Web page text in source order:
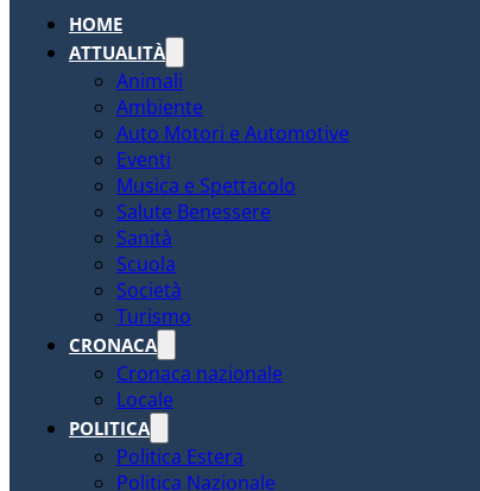
HOME
ATTUALITÀ
Animali
Ambiente
Auto Motori e Automotive
Eventi
Musica e Spettacolo
Salute Benessere
Sanità
Scuola
Società
Turismo
CRONACA
Cronaca nazionale
Locale
POLITICA
Politica Estera
Politica Nazionale